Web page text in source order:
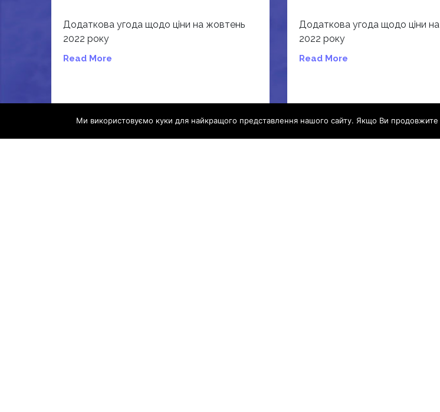
Додаткова угода щодо ціни на жовтень
2022 року
Read More
Додаткова угода щодо ціни
2022 року
Read More
Ми використовуємо куки для найкращого представлення нашого сайту. Якщо Ви